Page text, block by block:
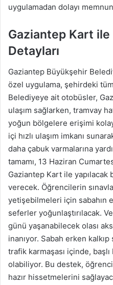
uygulamadan dolayı
Gaziantep Kart
Detayları
Gaziantep Büyükşehir
özel uygulama, şehirdeki tüm
Belediyeye ait otobüsler,
ulaşım sağlarken, tramvay
yoğun bölgelere erişimi
içi hızlı ulaşım imkanı
daha çabuk varmalarına
tamamı, 13 Haziran
Gaziantep Kart ile
verecek. Öğrencilerin
yetişebilmeleri için sabahın
seferler yoğunlaştırılacak.
günü yaşanabilecek olası
inanıyor. Sabah erken
trafik karmaşası içinde, başlı
olabiliyor. Bu destek,
hazır hissetmelerini